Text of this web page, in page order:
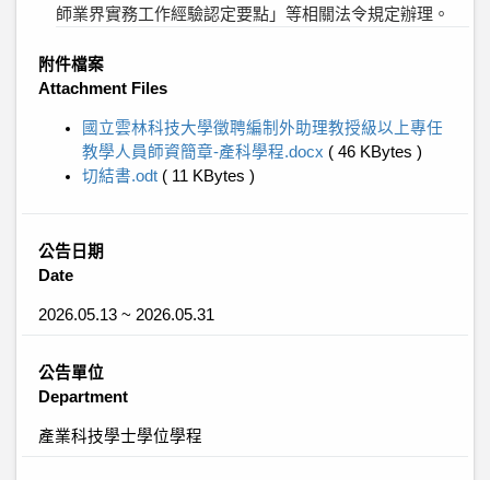
師業界實務工作經驗認定要點」等相關法令規定辦理。
附件檔案
Attachment Files
國立雲林科技大學徵聘編制外助理教授級以上專任
教學人員師資簡章-產科學程.docx ( 46 KBytes )
切結書.odt ( 11 KBytes )
公告日期
Date
2026.05.13 ~ 2026.05.31
公告單位
Department
產業科技學士學位學程